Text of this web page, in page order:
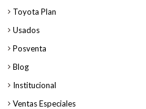
Toyota Plan
Usados
Posventa
Blog
Institucional
Ventas Especiales